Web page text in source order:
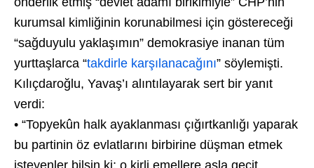
kurumsal kimliğinin korunabilmesi için göstereceği
“sağduyulu yaklaşımın” demokrasiye inanan tüm
yurttaşlarca “takdirle karşılanacağını” söylemişti.
Kılıçdaroğlu, Yavaş’ı alıntılayarak sert bir yanıt
verdi:
• “Topyekûn halk ayaklanması çığırtkanlığı yaparak
bu partinin öz evlatlarını birbirine düşman etmek
isteyenler bilsin ki; o kirli emellere asla geçit